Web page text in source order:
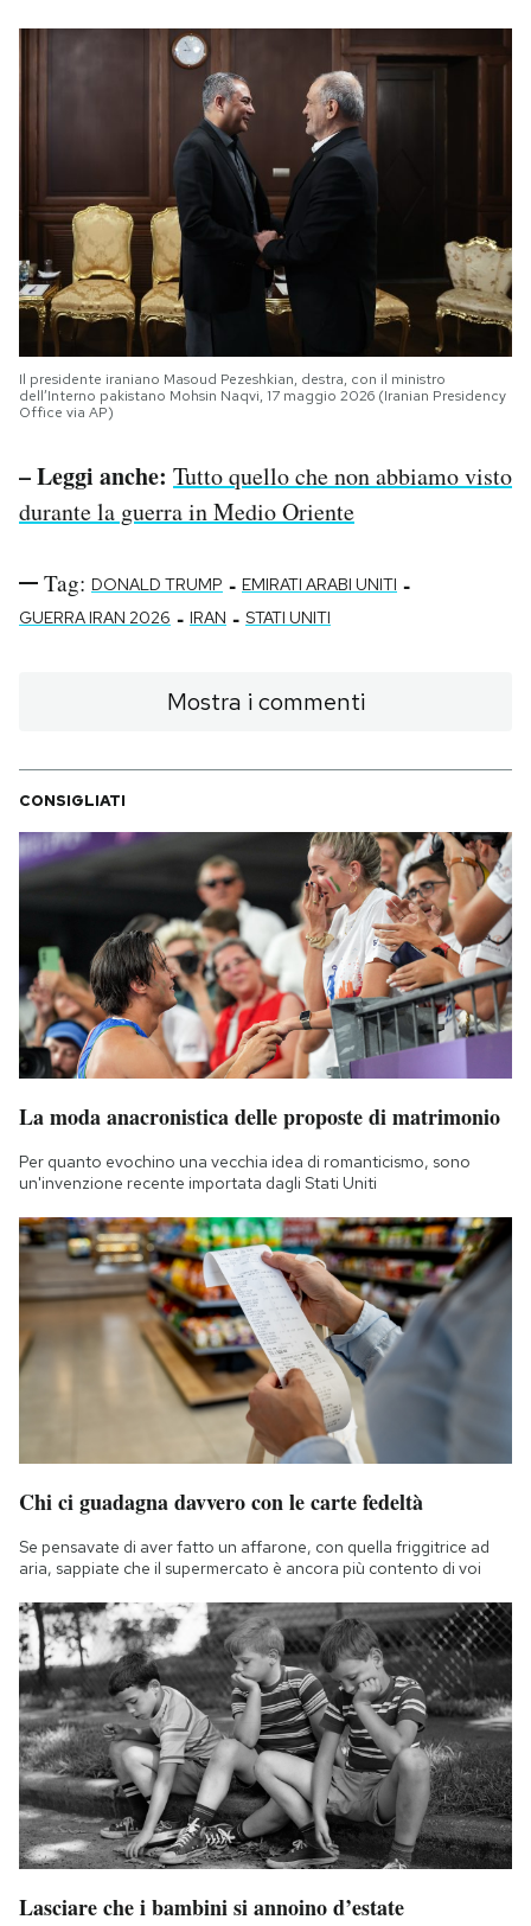
Il presidente iraniano Masoud Pezeshkian, destra, con il ministro
dell’Interno pakistano Mohsin Naqvi, 17 maggio 2026 (Iranian Presidency
Office via AP)
– Leggi anche: Tutto quello che non abbiamo visto
durante la guerra in Medio Oriente
Tag: DONALD TRUMP - EMIRATI ARABI UNITI -
GUERRA IRAN 2026 - IRAN - STATI UNITI
Mostra i commenti
CONSIGLIATI
La moda anacronistica delle proposte di matrimonio
Per quanto evochino una vecchia idea di romanticismo, sono
un'invenzione recente importata dagli Stati Uniti
Chi ci guadagna davvero con le carte fedeltà
Se pensavate di aver fatto un affarone, con quella friggitrice ad
aria, sappiate che il supermercato è ancora più contento di voi
Lasciare che i bambini si annoino d’estate